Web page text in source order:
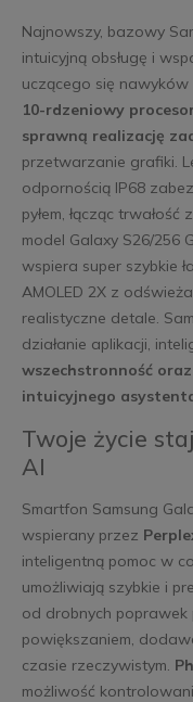
Najnowszy, bazowy
intuicyjną obsługę i
uczącego się
10-rdzeniowy
sprawną realizację
przetwarzanie grafiki.
odpornością IP68
pyłem, łącząc
model Galaxy S26/256
wspiera super szybkie
AMOLED 2X z
realistyczne detale.
działanie aplikacji,
wszechstronność
intuicyjnego
Twoje życie
AI
Smartfon Samsung
wspierany przez
inteligentną pomoc w
umożliwiają szybkie i
od drobnych poprawek
powiększaniem,
czasie rzeczywistym.
możliwość